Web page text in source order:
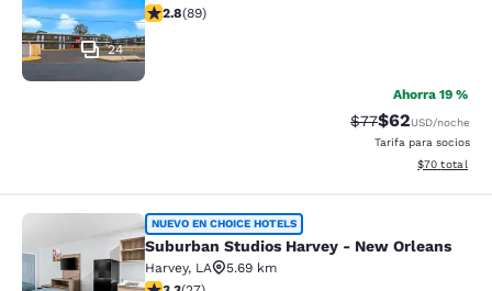
24
calificación de 2.78 estrellas. Feria. 89 reseñas
2.8(89)
Ahorra 19 %
Precio tachado:
$77Precio con
$62USD/noche
Tarifa para socios
Ver detalles
$70 total
Suburban Studios Harvey - New
NUEVO EN CHOICE HOTELS
Suburban Studios Harvey - New Orleans
Harvey, LA
5.69 km
calificación de 3.3 estrellas. Bueno. 27 reseñas